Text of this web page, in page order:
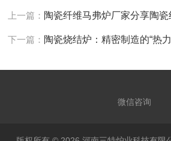
上一篇： 陶瓷纤维马弗炉厂家分享陶
下一篇： 陶瓷烧结炉：精密制造的“热
微信咨询